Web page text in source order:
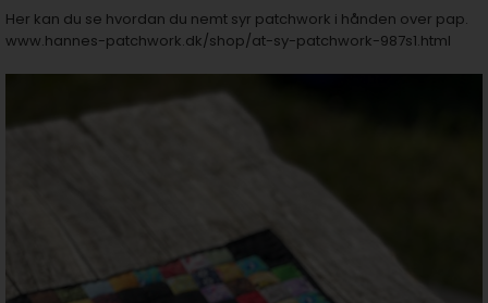
Her kan du se hvordan du nemt syr patchwork i hånden over pap.
www.hannes-patchwork.dk/shop/at-sy-patchwork-987s1.html